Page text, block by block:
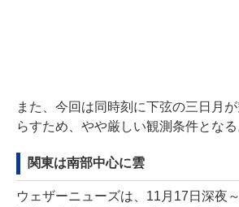
また、今回は同時刻に下弦の三日月
らすため、やや厳しい観測条件となる
関東は南部中心に雲
ウェザーニューズは、11月17日深夜